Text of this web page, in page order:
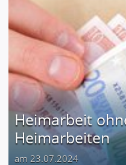
Heimarbeit
Heimarbeiten
am 23.07.2024